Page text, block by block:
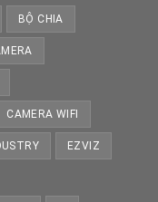
BỘ CHIA
CAMERA WIFI
EZVIZ